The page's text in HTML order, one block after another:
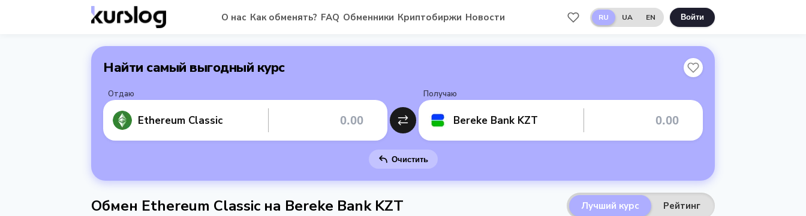
О нас Как обменять? FAQ Обменники Криптобиржи Новости RU UA EN Войти
Найти самый выгодный курс
Отдаю
Ethereum Classic
Получаю
Bereke Bank KZT
Очистить
Обмен Ethereum Classic на Bereke Bank KZT Лучший курс Рейтинг